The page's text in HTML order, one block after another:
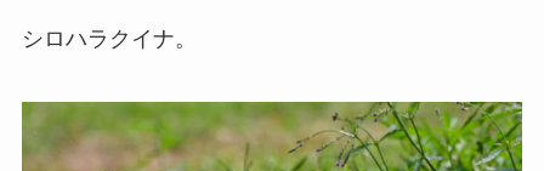
シロハラクイナ。